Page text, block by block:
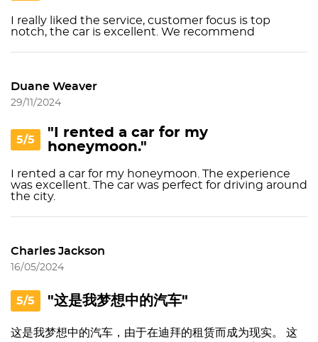
I really liked the service, customer focus is top
notch, the car is excellent. We recommend
Duane Weaver
29/11/2024
5/5
"I rented a car for my
honeymoon."
I rented a car for my honeymoon. The experience
was excellent. The car was perfect for driving around
the city.
Charles Jackson
16/05/2024
5/5 "这是我梦想中的汽车"
这是我梦想中的汽车，由于在迪拜的租赁而成为现实。 这